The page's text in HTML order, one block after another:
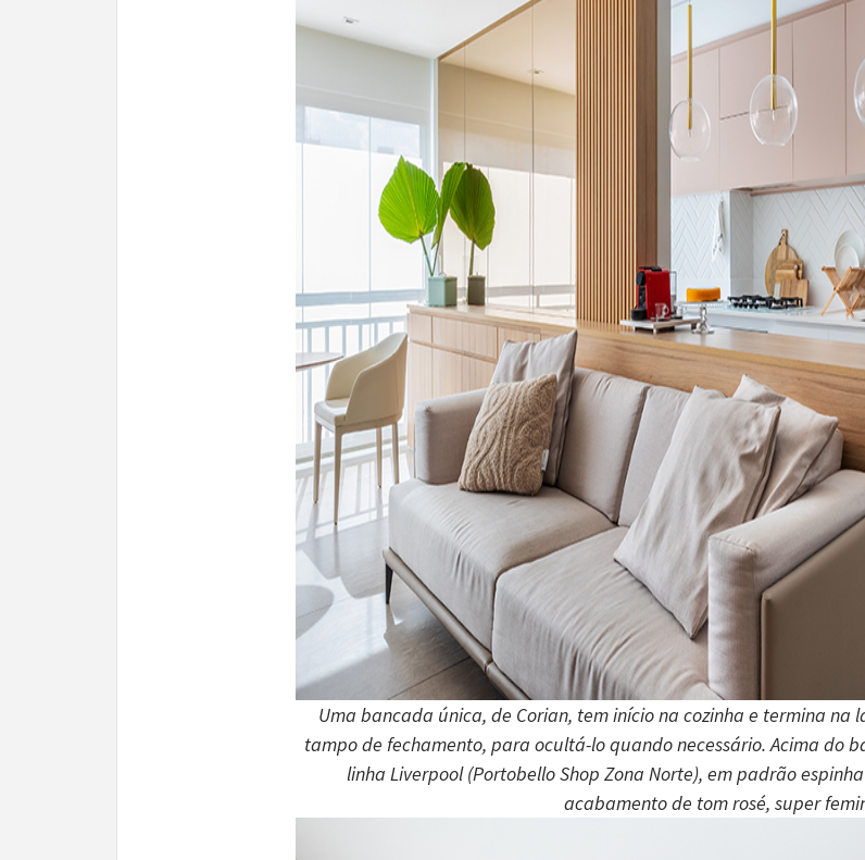
Uma bancada única, de Corian, tem início na cozinha e termina na
tampo de fechamento, para ocultá-lo quando necessário. Acima do
linha Liverpool (Portobello Shop Zona Norte), em padrão
acabamento de tom rosé, super